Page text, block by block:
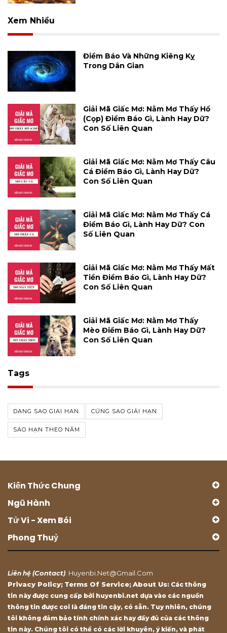
Xem Nhiều
Điềm Báo Và Những Kiêng Kỵ
Trong Dân Gian
Giải Mã Giấc Mơ: Nằm Mơ Thấy Hổ
(cọp) Điềm Báo Gì, Lành Hay Dữ?
Con Số Liên Quan
Giải Mã Giấc Mơ: Nằm Mơ Thấy Câu
Cá Điềm Báo Gì, Lành Hay Dữ?
Con Số Liên Quan
Giải Mã Giấc Mơ: Nằm Mơ Thấy Cá
Điềm Báo Gì, Lành Hay Dữ? Con
Số Liên Quan
Giải Mã Giấc Mơ: Nằm Mơ Thấy Mất
Tiền Điềm Báo Gì, Lành Hay Dữ?
Con Số Liên Quan
Giải Mã Giấc Mơ: Nằm Mơ Thấy
Mèo Điềm Báo Gì, Lành Hay Dữ?
Con Số Liên Quan
Tags
DANG SAO GIAI HAN CÚNG SAO GIẢI HẠN
SAO HẠN THEO NĂM
Kiến Thức Chung
Ngũ Hành
Tử Vi - Xem Bói
Phong Thuỷ
Liên hệ (Contact): Huyenbi.net@gmail.com
Privacy Policy; Terms Of Service; About Us: Các thông
tin này được cung cấp bởi huyenbi.net dựa vào các nguồn
thông tin được coi là đáng tin cậy, có sẵn. Tuy nhiên, chúng
tôi không đảm bảo tính chính xác hay đầy đủ của các thông
tin này. Chúng tôi có thể có các lời khuyên, ý kiến, và phát